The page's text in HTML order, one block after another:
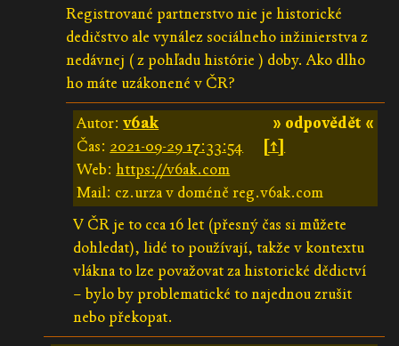
Registrované partnerstvo nie je historické
dedičstvo ale vynález sociálneho inžinierstva z
nedávnej ( z pohľadu histórie ) doby. Ako dlho
ho máte uzákonené v ČR?
» odpovědět «
Autor:v6ak
Čas: 2021-09-29 17:33:54
[↑]
Web:https://v6ak.com
Mail: cz.urza v doméně reg.v6ak.com
V ČR je to cca 16 let (přesný čas si můžete
dohledat), lidé to používají, takže v kontextu
vlákna to lze považovat za historické dědictví
– bylo by problematické to najednou zrušit
nebo překopat.